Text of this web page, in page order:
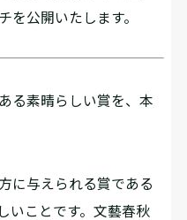
を公開いたします。
る素晴らしい賞を、本
に与えられる賞である
いことです。文藝春秋